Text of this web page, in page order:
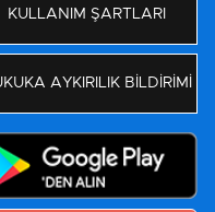
KULLANIM ŞARTLARI
AYKIRILIK BİLDİRİMİ